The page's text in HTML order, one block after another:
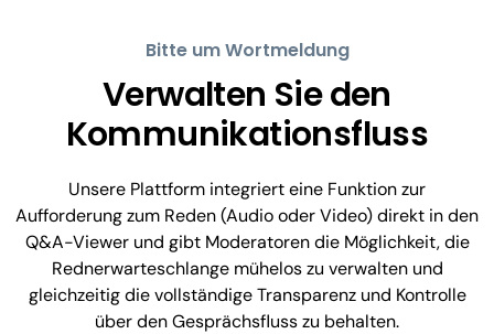
Bitte um Wortmeldung
Verwalten Sie den
Kommunikationsfluss
Unsere Plattform integriert eine Funktion zur
Aufforderung zum Reden (Audio oder Video) direkt in den
Q&A-Viewer und gibt Moderatoren die Möglichkeit, die
Rednerwarteschlange mühelos zu verwalten und
gleichzeitig die vollständige Transparenz und Kontrolle
über den Gesprächsfluss zu behalten.